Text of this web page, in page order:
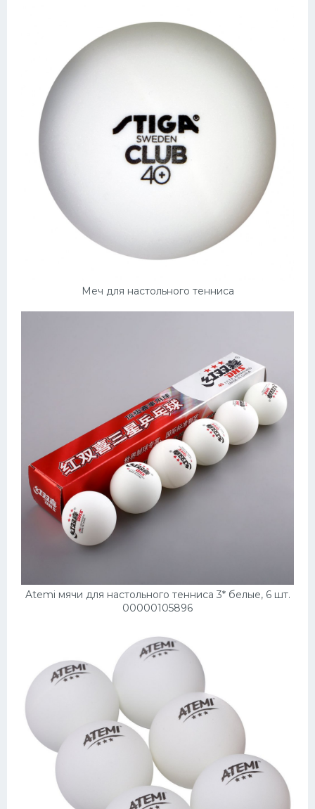
Меч для настольного тенниса
Atemi мячи для настольного тенниса 3* белые, 6 шт.
00000105896